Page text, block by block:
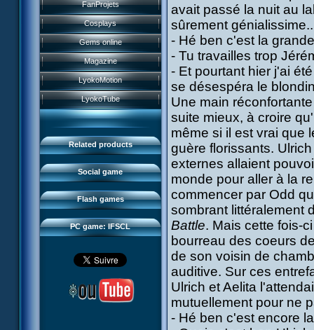
FanProjets
Cosplays
Gems online
Magazine
LyokoMotion
LyokoTube
Related products
Books
Video games
Games and toys
Card game
Goodies
Others
Catalogue
Social game
History
Characters
Powers
Game guide
Missions
Monsters
Maps & Gallery
Social Gamers
3D Duo
Flash games
Anti-XANA formation
Hornet attack
Death of the hornets
Monster Swarm
CL race 2
Aelita's Battle
Odd's Battle
Code Lyoko's Galaxy
Manta Bomber
Sector 2 Escape
PC game: IFSCL
Presentation
IFSCL news
Media
FAQ
Downloads
IFSCL network
avait passé la nuit au
sûrement
- Hé ben c'est la
- Tu travailles trop
- Et pourtant hier j'ai
se désespéra le
Une main
suite mieux, à croire
même si il est vrai que
guère florissants.
externes allaient
monde pour aller à la
commencer par Odd
sombrant littéralement
Battle. Mais cette fois-
bourreau des coeurs
de son voisin de
auditive. Sur ces
Ulrich et Aelita
mutuellement pour ne
- Hé ben c'est encore